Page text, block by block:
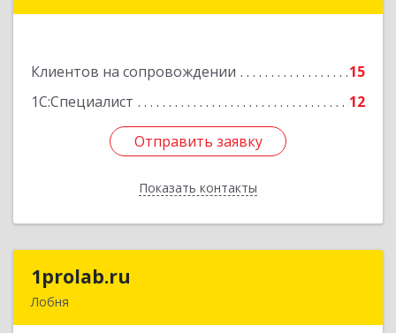
Клиентов на сопровождении
15
1С:Специалист
12
Отправить заявку
Показать контакты
Подробнее
Отправить заявку
Назад
1prolab.ru
Лобня